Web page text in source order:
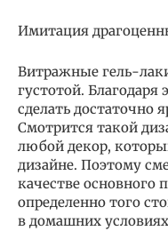
Имитация
Витражные гель-
густотой.
сделать достаточно
Смотрится такой
любой декор,
дизайне. Поэтому
качестве основного
определенно того
в домашних